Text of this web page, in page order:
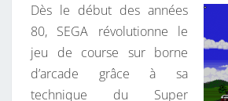
S
Dès le début des années
80, SEGA révolutionne le
jeu de course sur borne
d’arcade grâce à sa
technique du Super